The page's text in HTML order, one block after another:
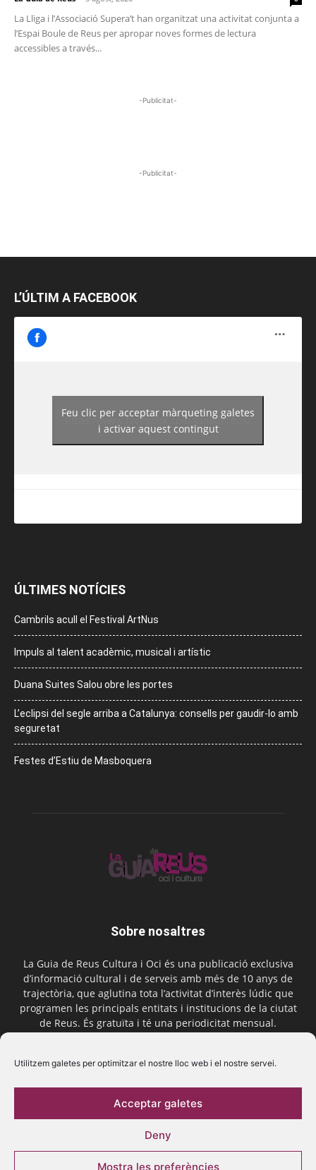
Utilitzem galetes per optimitzar el nostre lloc web i el nostre servei.
Acceptar galetes
Deny
Mostra les preferències
La Lliga i l’Associació Supera’t han organitzat una activitat conjunta a
l’Espai Boule de Reus per apropar noves formes de lectura
accessibles a través...
-Publicitat-
-Publicitat-
L’ÚLTIM A FACEBOOK
https://www.facebook.com/guiadereus/
Feu clic per acceptar màrqueting galetes
i activar aquest contingut
ÚLTIMES NOTÍCIES
Cambrils acull el Festival ArtNus
Impuls al talent acadèmic, musical i artístic
Duana Suites Salou obre les portes
L’eclipsi del segle arriba a Catalunya: consells per gaudir-lo amb
seguretat
Festes d’Estiu de Masboquera
Sobre nosaltres
La Guia de Reus Cultura i Oci és una publicació exclusiva
d’informació cultural i de serveis amb més de 10 anys de
trajectòria, que aglutina tota l’activitat d’interès lúdic que
programen les principals entitats i institucions de la ciutat
de Reus. És gratuïta i té una periodicitat mensual.
Segueix-nos